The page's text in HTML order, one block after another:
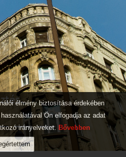
Közlekedési Múzeum
(DBC)
élmény biztosítása érdekében
Ön elfogadja az adat
irányelveket. Bővebben